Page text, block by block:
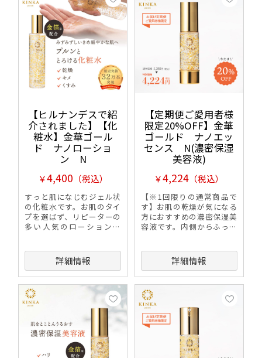
【ヒルナンデスで紹
介されました】【化
粧水】金華ゴール
ド ナノローショ
ン N
￥4,400 （税込）
すっと肌になじむジェル状
の化粧水です。お肌のタイ
プを選ばず、リピーターの
多い人気のローションで
詳細情報
【定期便ご愛用者様
限定20%OFF】金華
ゴールド ナノエッ
センス N(濃密保湿
美容液)
￥4,224 （税込）
【※1回限りの通常商品で
す】お肌の乾燥が気になる
方におすすめの濃密保湿美
容液です。内側からふっく
詳細情報